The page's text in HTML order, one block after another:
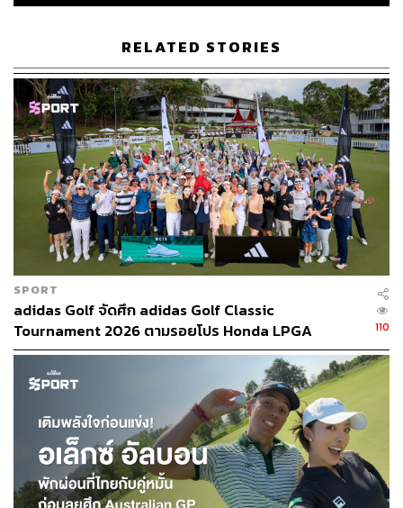
RELATED STORIES
SPORT
adidas Golf จัดศึก adidas Golf Classic
Tournament 2026 ตามรอยโปร Honda LPGA
Thailand
110